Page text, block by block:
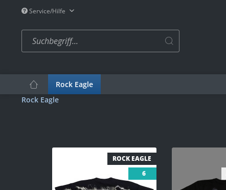
Service/Hilfe
Rock Eagle
Rock Eagle
ROCK EAGLE
6